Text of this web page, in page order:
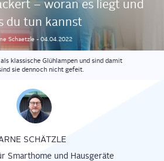
– wor­an es liegt und
du tun kannst
Schaetzle - 04.04.2022
klassische Glühlampen und sind damit
sie dennoch nicht gefeit.
SCHÄTZLE
Smarthome und Hausgeräte